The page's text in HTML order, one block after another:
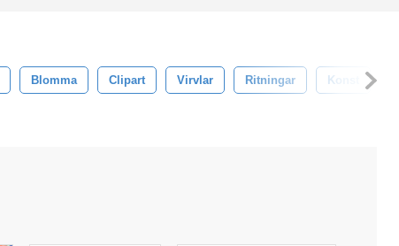
Blomma Clipart Virvlar Ritningar Konst